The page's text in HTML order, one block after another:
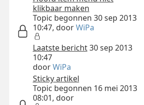
klikbaar maken
Topic begonnen 30 sep 2013
10:47, doorWiPa
Laatste bericht30 sep 2013
10:47
doorWiPa
Sticky artikel
Topic begonnen 16 mei 2013
08:01, door